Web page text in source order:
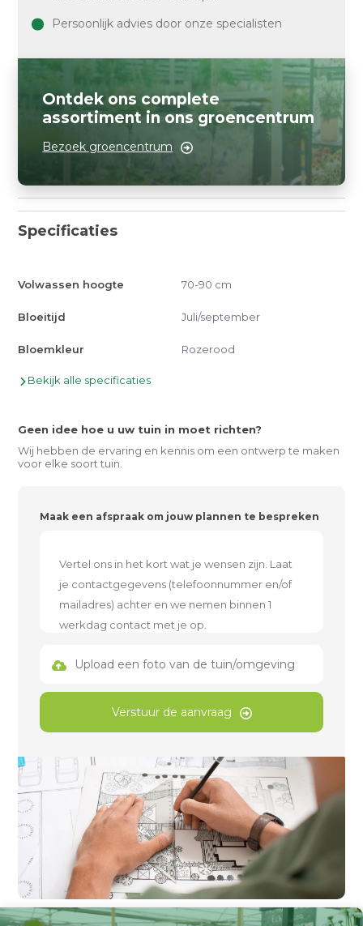
Persoonlijk advies door onze specialisten
Ontdek ons complete
assortiment in ons groencentrum
Bezoek groencentrum
Specificaties
Volwassen hoogte 70-90 cm
Bloeitijd Juli/september
Bloemkleur Rozerood
Bekijk alle specificaties
Geen idee hoe u uw tuin in moet richten?
Wij hebben de ervaring en kennis om een ontwerp te maken
voor elke soort tuin.
Maak een afspraak om jouw plannen te bespreken
Upload een foto van de tuin/omgeving
Verstuur de aanvraag